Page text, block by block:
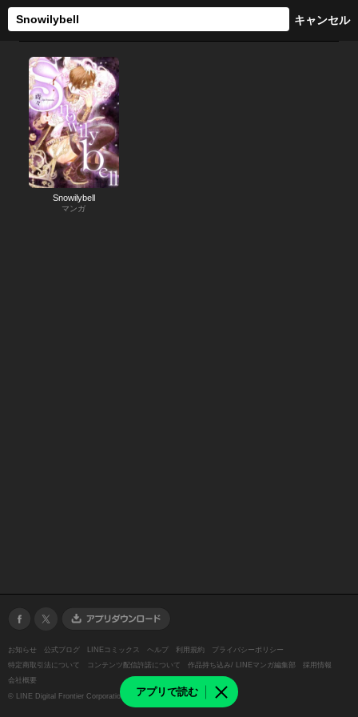
アプリで読む
Snowilybell
マンガ
お知らせ 公式ブログ LINEコミックス ヘルプ 利用規約
プライバシーポリシー
特定商取引法について
コンテンツ配信許諾について 作品持ち込み/ LINEマンガ編集部
採用情報
会社概要
© LINE Digital Frontier Corporation